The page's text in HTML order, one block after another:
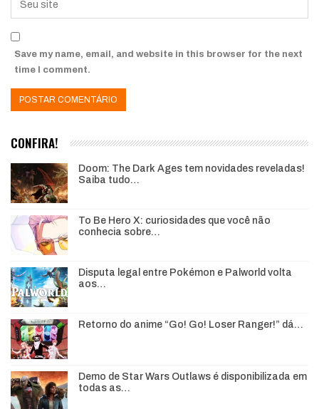
Save my name, email, and website in this browser for the next
time I comment.
CONFIRA!
Doom: The Dark Ages tem novidades reveladas!
Saiba tudo…
To Be Hero X: curiosidades que você não
conhecia sobre…
Disputa legal entre Pokémon e Palworld volta
aos…
Retorno do anime “Go! Go! Loser Ranger!” dá…
Demo de Star Wars Outlaws é disponibilizada em
todas as…